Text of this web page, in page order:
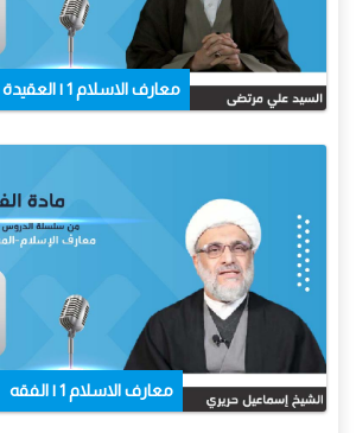
معارف الاسلام 1 | العقيدة
معارف الاسلام 1 | الفقه